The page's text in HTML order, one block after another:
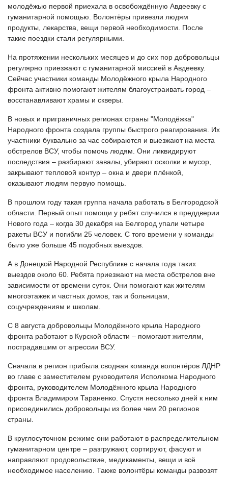
молодёжью первой приехала в освобождённую Авдеевку с
гуманитарной помощью. Волонтёры привезли людям
продукты, лекарства, вещи первой необходимости. После
такие поездки стали регулярными.
На протяжении нескольких месяцев и до сих пор добровольцы
регулярно приезжают с гуманитарной миссией в Авдеевку.
Сейчас участники команды Молодёжного крыла Народного
фронта активно помогают жителям благоустраивать город –
восстанавливают храмы и скверы.
В новых и приграничных регионах страны "Молодёжка"
Народного фронта создала группы быстрого реагирования. Их
участники буквально за час собираются и выезжают на места
обстрелов ВСУ, чтобы помочь людям. Они ликвидируют
последствия – разбирают завалы, убирают осколки и мусор,
закрывают тепловой контур – окна и двери плёнкой,
оказывают людям первую помощь.
В прошлом году такая группа начала работать в Белгородской
области. Первый опыт помощи у ребят случился в преддверии
Нового года – когда 30 декабря на Белгород упали четыре
ракеты ВСУ и погибли 25 человек. С того времени у команды
было уже больше 45 подобных выездов.
А в Донецкой Народной Республике с начала года таких
выездов около 60. Ребята приезжают на места обстрелов вне
зависимости от времени суток. Они помогают как жителям
многоэтажек и частных домов, так и больницам,
соцучреждениям и школам.
С 8 августа добровольцы Молодёжного крыла Народного
фронта работают в Курской области – помогают жителям,
пострадавшим от агрессии ВСУ.
Сначала в регион прибыла сводная команда волонтёров ЛДНР
во главе с заместителем руководителя Исполкома Народного
фронта, руководителем Молодёжного крыла Народного
фронта Владимиром Тараненко. Спустя несколько дней к ним
присоединились добровольцы из более чем 20 регионов
страны.
В круглосуточном режиме они работают в распределительном
гуманитарном центре – разгружают, сортируют, фасуют и
направляют продовольствие, медикаменты, вещи и всё
необходимое населению. Также волонтёры команды развозят